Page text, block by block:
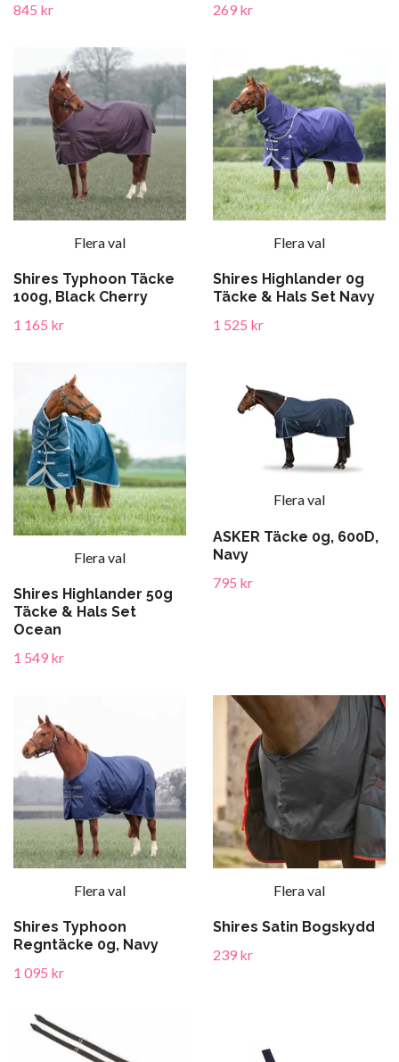
845 kr
269 kr
Flera val
Shires Typhoon Täcke
100g, Black Cherry
1 165 kr
Flera val
Shires Highlander 0g
Täcke & Hals Set Navy
1 525 kr
Flera val
Shires Highlander 50g
Täcke & Hals Set
Ocean
1 549 kr
Flera val
ASKER Täcke 0g, 600D,
Navy
795 kr
Flera val
Shires Typhoon
Regntäcke 0g, Navy
1 095 kr
Flera val
Shires Satin Bogskydd
239 kr